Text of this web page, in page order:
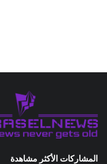
المشاركات الأكثر مشاهدة